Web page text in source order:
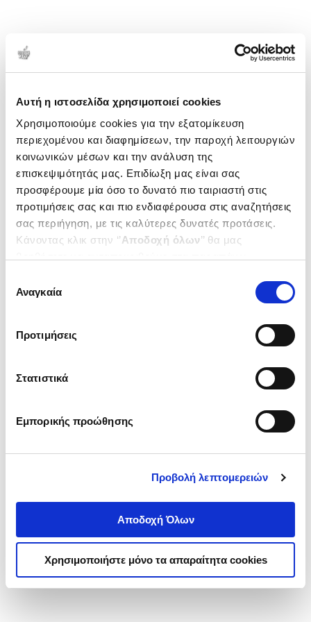
Αυτή η ιστοσελίδα χρησιμοποιεί cookies
Χρησιμοποιούμε cookies για την εξατομίκευση
περιεχομένου και διαφημίσεων, την παροχή λειτουργιών
κοινωνικών μέσων και την ανάλυση της
επισκεψιμότητάς μας. Επιδίωξη μας είναι σας
προσφέρουμε μία όσο το δυνατό πιο ταιριαστή στις
προτιμήσεις σας και πιο ενδιαφέρουσα στις αναζητήσεις
σας περιήγηση, με τις καλύτερες δυνατές προτάσεις.
Κάνοντας κλικ στην ‘’Αποδοχή όλων’’ θα μας
ενδιαφέρουν και να επιλέξετε από τα παρακάτω με την
΄΄και να ενημερωθείτε σχετικά με
συγκατάθεσης
Αναγκαία
Προτιμήσεις
Στατιστικά
Εμπορικής προώθησης
Προβολή λεπτομερειών
Αποδοχή Όλων
Χρησιμοποιήστε μόνο τα απαραίτητα cookies